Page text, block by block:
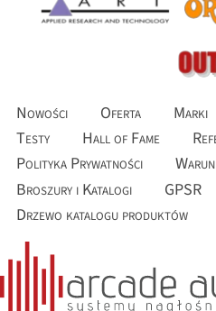
Nowości Oferta Marki
Testy
Hall of Fame
Polityka Prywatności
Broszury i Katalogi
GPSR
Drzewo katalogu produktów